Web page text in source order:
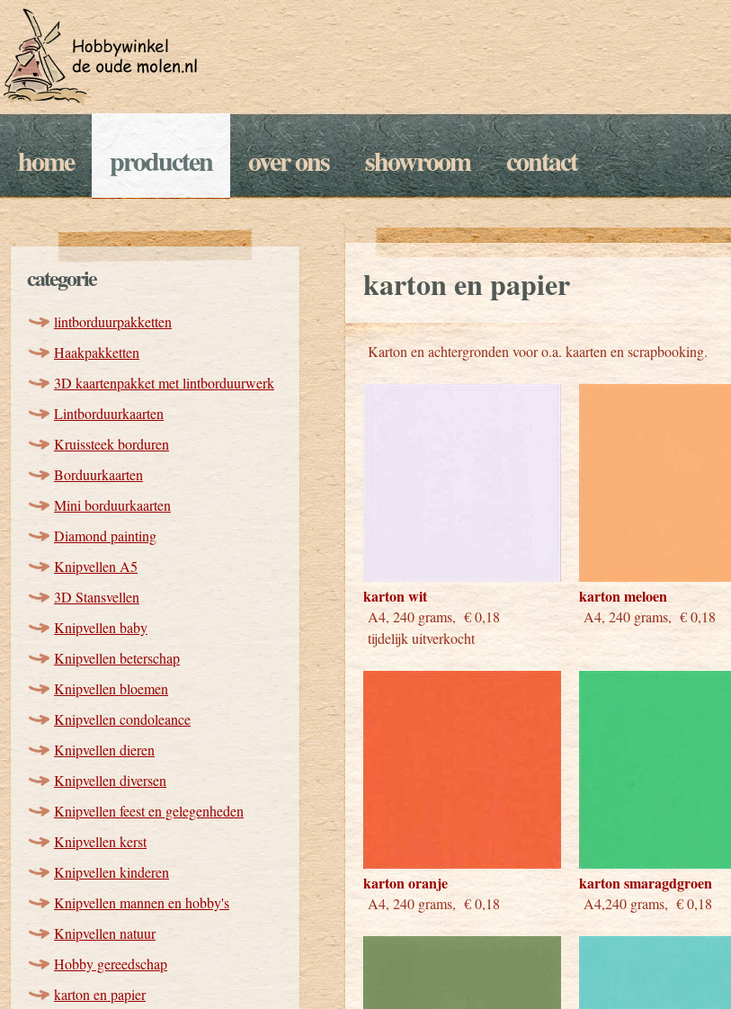
home producten over ons showroom contact
categorie
lintborduurpakketten
Haakpakketten
3D kaartenpakket met lintborduurwerk
Lintborduurkaarten
Kruissteek borduren
Borduurkaarten
Mini borduurkaarten
Diamond painting
Knipvellen A5
3D Stansvellen
Knipvellen baby
Knipvellen beterschap
Knipvellen bloemen
Knipvellen condoleance
Knipvellen dieren
Knipvellen diversen
Knipvellen feest en gelegenheden
Knipvellen kerst
Knipvellen kinderen
Knipvellen mannen en hobby's
Knipvellen natuur
Hobby gereedschap
karton en papier
karton en papier
Karton en achtergronden voor o.a. kaarten en scrapbooking.
karton wit
A4, 240 grams, € 0,18
tijdelijk uitverkocht
karton meloen
A4, 240 grams, € 0,18
karton oranje
A4, 240 grams, € 0,18
karton smaragdgroen
A4,240 grams, € 0,18